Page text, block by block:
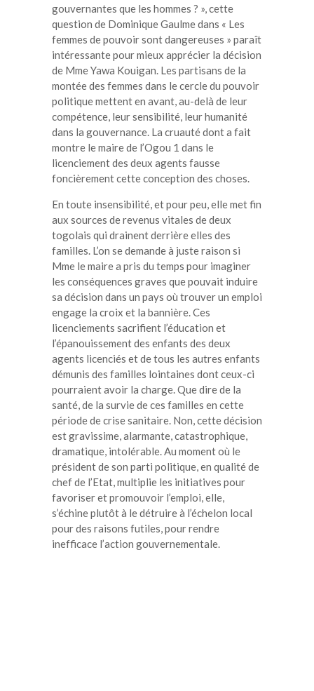
gouvernantes que les hommes ? », cette
question de Dominique Gaulme dans « Les
femmes de pouvoir sont dangereuses » paraît
intéressante pour mieux apprécier la décision
de Mme Yawa Kouigan. Les partisans de la
montée des femmes dans le cercle du pouvoir
politique mettent en avant, au-delà de leur
compétence, leur sensibilité, leur humanité
dans la gouvernance. La cruauté dont a fait
montre le maire de l’Ogou 1 dans le
licenciement des deux agents fausse
foncièrement cette conception des choses.
En toute insensibilité, et pour peu, elle met fin
aux sources de revenus vitales de deux
togolais qui drainent derrière elles des
familles. L’on se demande à juste raison si
Mme le maire a pris du temps pour imaginer
les conséquences graves que pouvait induire
sa décision dans un pays où trouver un emploi
engage la croix et la bannière. Ces
licenciements sacrifient l’éducation et
l’épanouissement des enfants des deux
agents licenciés et de tous les autres enfants
démunis des familles lointaines dont ceux-ci
pourraient avoir la charge. Que dire de la
santé, de la survie de ces familles en cette
période de crise sanitaire. Non, cette décision
est gravissime, alarmante, catastrophique,
dramatique, intolérable. Au moment où le
président de son parti politique, en qualité de
chef de l’Etat, multiplie les initiatives pour
favoriser et promouvoir l’emploi, elle,
s’échine plutôt à le détruire à l’échelon local
pour des raisons futiles, pour rendre
inefficace l’action gouvernementale.